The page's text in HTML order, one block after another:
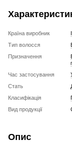
Країна виробник
Тип волосся
Призначення
Час застосування
Стать
Класифікація
Вид продукції
Опис